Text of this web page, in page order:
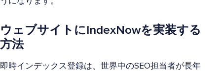
ウェブサイトにIndexNowを実装する
方法
即時インデックス登録は、世界中のSEO担当者が長年